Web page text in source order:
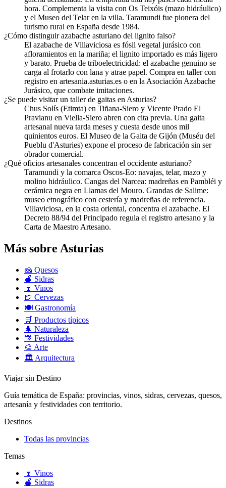
hora. Complementa la visita con Os Teixóis (mazo hidráulico)
y el Museo del Telar en la villa. Taramundi fue pionera del
turismo rural en España desde 1984.
¿Cómo distinguir azabache asturiano del lignito falso?
El azabache de Villaviciosa es fósil vegetal jurásico con
afloramientos en la mariña; el lignito importado es más ligero
y barato. Prueba de triboelectricidad: el azabache genuino se
carga al frotarlo con lana y atrae papel. Compra en taller con
registro en artesania.asturias.es o en la Asociación Azabache
Jurásico, que combate imitaciones.
¿Se puede visitar un taller de gaitas en Asturias?
Chus Solís (Etimta) en Tiñana-Siero y Vicente Prado El
Pravianu en Viella-Siero abren con cita previa. Una gaita
artesanal nueva tarda meses y cuesta desde unos mil
quinientos euros. El Museo de la Gaita de Gijón (Muséu del
Pueblu d'Asturies) expone el proceso de fabricación sin ser
obrador comercial.
¿Qué oficios artesanales concentran el occidente asturiano?
Taramundi y la comarca Oscos-Eo: navajas, telar, mazo y
molino hidráulico. Cangas del Narcea: madreñas en Pambléi y
cerámica negra en Llamas del Mouro. Grandas de Salime:
museo etnográfico con cestería y madreñas de referencia.
Villaviciosa, en la costa oriental, concentra el azabache. El
Decreto 88/94 del Principado regula el registro artesano y la
Carta de Maestro Artesano.
Más sobre Asturias
🧀 Quesos
🍎 Sidras
🍷 Vinos
🍺 Cervezas
🍽️ Gastronomía
🛒 Productos típicos
🌲 Naturaleza
🎊 Festividades
🎨 Arte
🏛️ Arquitectura
Viajar sin Destino
Guía temática de España: provincias, vinos, sidras, cervezas, quesos,
artesanía y festividades con territorio.
Destinos
Todas las provincias
Temas
🍷 Vinos
🍎 Sidras